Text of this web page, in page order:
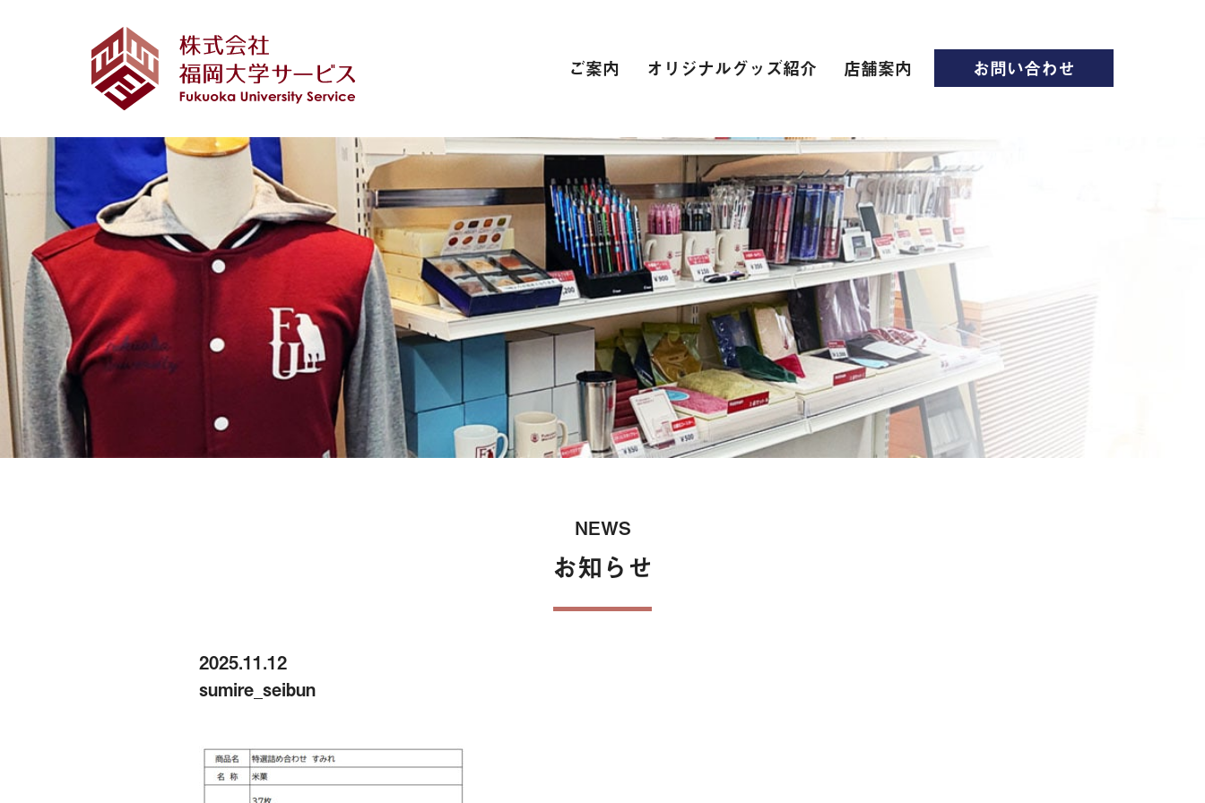
ご案内
インターネット接続環境
電子辞書[教科書販売サイト]
自動車学校
スーツ
専門学校
卒業式 衣裳レンタル
レンタカー
保険
オリジナルグッズ紹介 店舗案内 お問い合わせ
NEWS
お知らせ
2025.11.12
sumire_seibun